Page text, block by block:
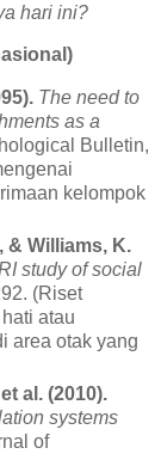
hari ini?
The need to
as a
Bulletin,
kelompok
& Williams, K.
study of social
(Riset
atau
area otak yang
al. (2010).
systems
of